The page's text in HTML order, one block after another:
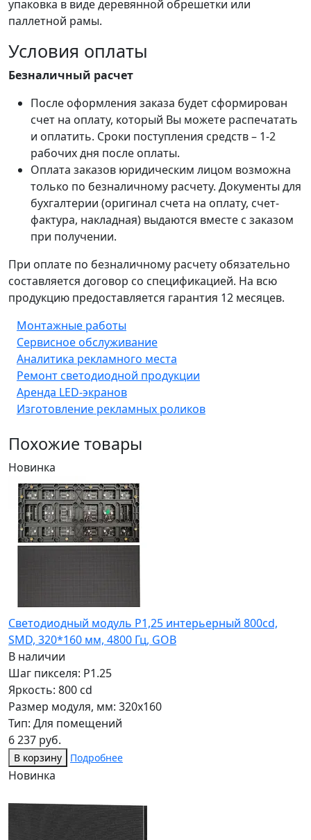
упаковка в виде деревянной обрешетки или
паллетной рамы.
Условия оплаты
Безналичный расчет
После оформления заказа будет сформирован
счет на оплату, который Вы можете распечатать
и оплатить. Сроки поступления средств – 1-2
рабочих дня после оплаты.
Оплата заказов юридическим лицом возможна
только по безналичному расчету. Документы для
бухгалтерии (оригинал счета на оплату, счет-
фактура, накладная) выдаются вместе с заказом
при получении.
При оплате по безналичному расчету обязательно
составляется договор со спецификацией. На всю
продукцию предоставляется гарантия 12 месяцев.
Монтажные работы
Сервисное обслуживание
Аналитика рекламного места
Ремонт светодиодной продукции
Аренда LED-экранов
Изготовление рекламных роликов
Похожие товары
Новинка
Светодиодный модуль P1,25 интерьерный 800cd,
SMD, 320*160 мм, 4800 Гц, GOB
В наличии
Шаг пикселя: P1.25
Яркость: 800 cd
Размер модуля, мм: 320x160
Тип: Для помещений
6 237 руб.
В корзину Подробнее
Новинка